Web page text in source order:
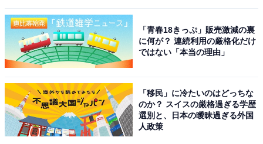
「青春18きっぷ」販売激減の裏
に何が？ 連続利用の厳格化だけ
ではない「本当の理由」
「移民」に冷たいのはどっちな
のか？ スイスの厳格過ぎる学歴
選別と、日本の曖昧過ぎる外国
人政策